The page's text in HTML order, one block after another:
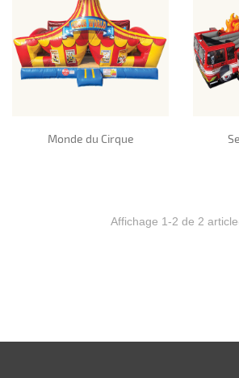
Monde du Cirque
Affichage 1-2 de 2